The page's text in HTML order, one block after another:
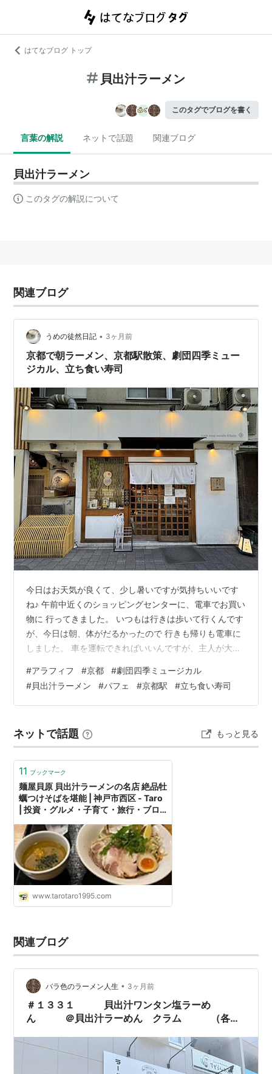
はてなブログ トップ
貝出汁ラーメン
このタグでブログを書く
言葉の解説 ネットで話題 関連ブログ
貝出汁ラーメン
このタグの解説について
関連ブログ
うめの徒然日記 • 3ヶ月前
京都で朝ラーメン、京都駅散策、劇団四季ミュー
ジカル、立ち食い寿司
今日はお天気が良くて、少し暑いですが気持ちいいです
ね♪ 午前中近くのショッピングセンターに、電車でお買い
物に 行ってきました。 いつもは行きは歩いて行くんです
が、今日は朝、体がだるかったので 行きも帰りも電車に
しました。 車を運転できればいいんですが、主人が大き
まいました。 前回、滋賀に熊を食べに行き、京都に宿泊
した翌日のことです。 朝7時前から、ホテルの近くの貝
出汁ラーメンのお店に朝ラーしに行きました。 7時10分
煮卵トッピング 煮卵は付いていたので、トッピングは余
計だったんですが、この…
#アラフィフ #京都 #劇団四季ミュージカル
#貝出汁ラーメン #パフェ #京都駅 #立ち食い寿司
ネットで話題 もっと見る
11 ブックマーク
麺屋貝原 貝出汁ラーメンの名店 絶品牡
蠣つけそばを堪能 | 神戸市西区 - Taro
| 投資・グルメ・子育て・旅行・ブロ
www.tarotaro1995.com
関連ブログ
バラ色のラーメン人生 • 3ヶ月前
＃１３３１ 貝出汁ワンタン塩ラーめ
ん ＠貝出汁ラーめん クラム （各務